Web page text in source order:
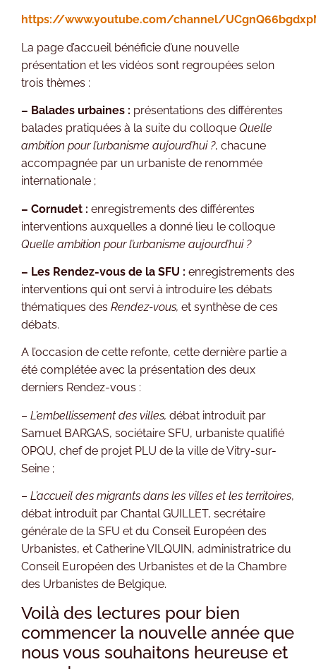
https://www.youtube.com/channel/
La page d’accueil bénéficie d’une nouvelle
présentation et les vidéos sont regroupées selon
trois thèmes :
– Balades urbaines : présentations des différentes
balades pratiquées à la suite du colloque Quelle
ambition pour l’urbanisme aujourd’hui ?, chacune
accompagnée par un urbaniste de renommée
internationale ;
– Cornudet : enregistrements des différentes
interventions auxquelles a donné lieu le colloque
Quelle ambition pour l’urbanisme aujourd’hui ?
– Les Rendez-vous de la SFU : enregistrements des
interventions qui ont servi à introduire les débats
thématiques des Rendez-vous, et synthèse de ces
débats.
A l’occasion de cette refonte, cette dernière partie a
été complétée avec la présentation des deux
derniers Rendez-vous :
– L’embellissement des villes, débat introduit par
Samuel BARGAS, sociétaire SFU, urbaniste qualifié
OPQU, chef de projet PLU de la ville de Vitry-sur-
Seine ;
– L’accueil des migrants dans les villes et les territoires,
débat introduit par Chantal GUILLET, secrétaire
générale de la SFU et du Conseil Européen des
Urbanistes, et Catherine VILQUIN, administratrice du
Conseil Européen des Urbanistes et de la Chambre
des Urbanistes de Belgique.
Voilà des lectures pour bien
commencer la nouvelle année que
nous vous souhaitons heureuse et